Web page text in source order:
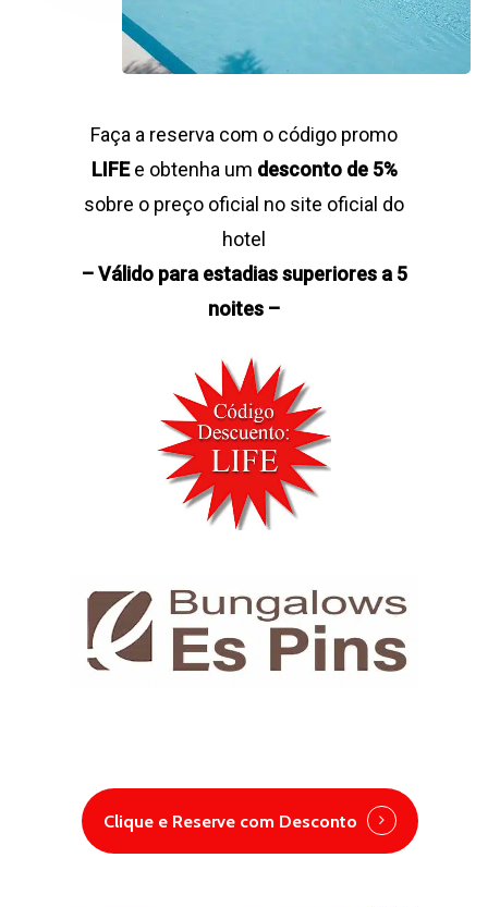
Faça a reserva com o código promo
LIFEe obtenha um desconto de 5%
sobre o preço oficial no site oficial do
hotel
– Válido para estadias superiores a 5
noites –
Clique e Reserve com Desconto